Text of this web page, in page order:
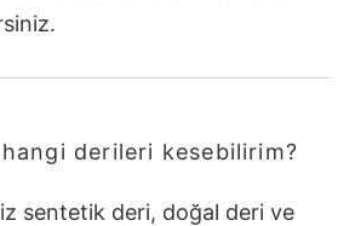
derileri kesebilirim?
sentetik deri, doğal deri ve